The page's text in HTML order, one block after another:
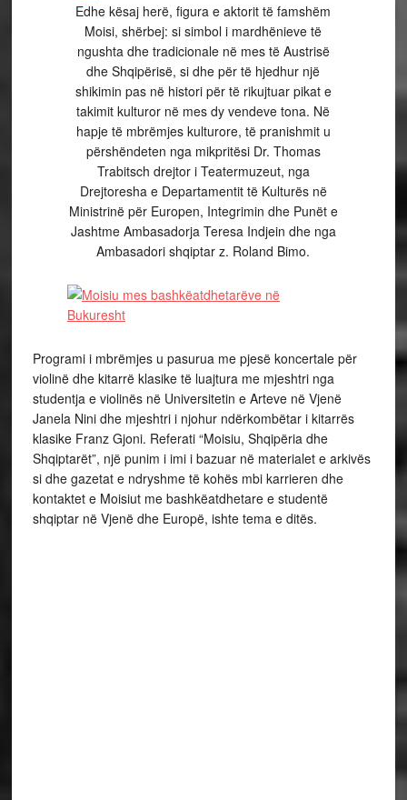
Edhe kësaj herë, figura e aktorit të famshëm
Moisi, shërbej: si simbol i mardhënieve të
ngushta dhe tradicionale në mes të Austrisë
dhe Shqipërisë, si dhe për të hjedhur një
shikimin pas në histori për të rikujtuar pikat e
takimit kulturor në mes dy vendeve tona. Në
hapje të mbrëmjes kulturore, të pranishmit u
përshëndeten nga mikpritësi Dr. Thomas
Trabitsch drejtor i Teatermuzeut, nga
Drejtoresha e Departamentit të Kulturës në
Ministrinë për Europen, Integrimin dhe Punët e
Jashtme Ambasadorja Teresa Indjein dhe nga
Ambasadori shqiptar z. Roland Bimo.
Programi i mbrëmjes u pasurua me pjesë koncertale për
violinë dhe kitarrë klasike të luajtura me mjeshtri nga
studentja e violinës në Universitetin e Arteve në Vjenë
Janela Nini dhe mjeshtri i njohur ndërkombëtar i kitarrës
klasike Franz Gjoni. Referati “Moisiu, Shqipëria dhe
Shqiptarët”, një punim i imi i bazuar në materialet e arkivës
si dhe gazetat e ndryshme të kohës mbi karrieren dhe
kontaktet e Moisiut me bashkëatdhetare e studentë
shqiptar në Vjenë dhe Europë, ishte tema e ditës.